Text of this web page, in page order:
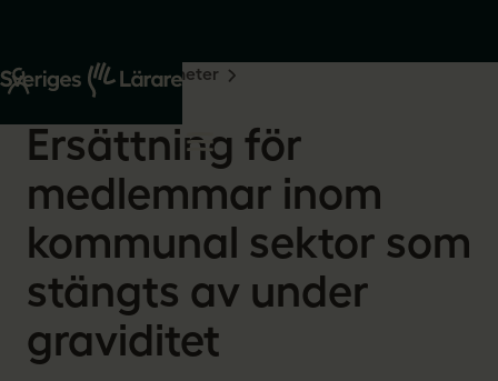
Start Om oss
Nyheter
2025-10-15
Ersättning för
medlemmar inom
kommunal sektor som
stängts av under
graviditet